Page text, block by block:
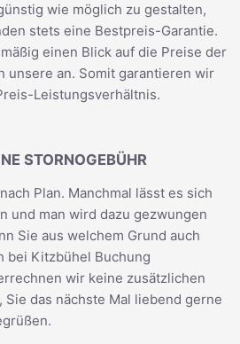
wie möglich zu gestalten,
stets eine Bestpreis-Garantie.
einen Blick auf die Preise der
unsere an. Somit garantieren wir
Leistungsverhältnis.
STORNOGEBÜHR
Plan. Manchmal lässt es sich
und man wird dazu gezwungen
Sie aus welchem Grund auch
bei Kitzbühel Buchung
wir keine zusätzlichen
Sie das nächste Mal liebend gerne